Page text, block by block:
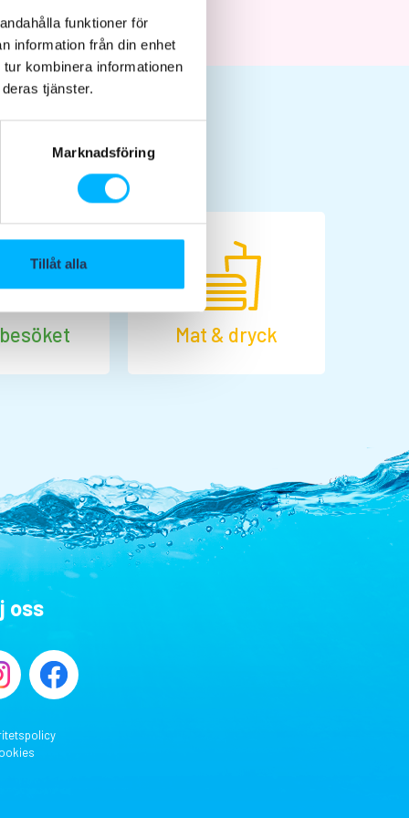
funktioner för
information från din enhet
kombinera informationen
tjänster.
Marknadsföring
Tillåt alla
Mat & dryck
oss